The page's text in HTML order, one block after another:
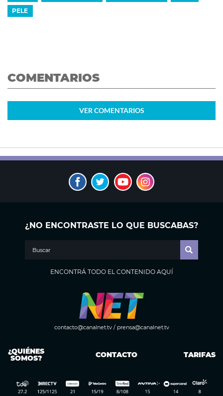
PELE
COMENTARIOS
VERCOMENTARIOS
¿NO ENCONTRASTE LO QUE BUSCABAS?
ENCONTRÁ TODO EL CONTENIDO AQUÍ
contacto@canalnet.tv/ prensa@canalnet.tv
¿QUIÉNES
SOMOS? CONTACTO TARIFAS